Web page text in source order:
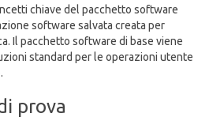
chiave del pacchetto software
software salvata creata per
Il pacchetto software di base viene
standard per le operazioni utente
prova